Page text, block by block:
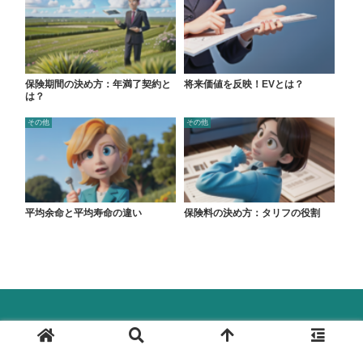
保険期間の決め方：年満了契約と
は？
将来価値を反映！EVとは？
その他
平均余命と平均寿命の違い
その他
保険料の決め方：タリフの役割
© 2024 保険ラボ.